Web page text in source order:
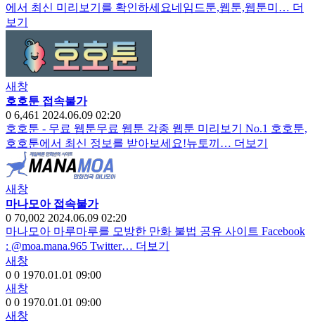
에서 최신 미리보기를 확인하세요네임드툰,웹툰,웹툰미… 더
보기
새창
호호툰 접속불가
0 6,461 2024.06.09 02:20
호호툰 - 무료 웹툰무료 웹툰 각종 웹툰 미리보기 No.1 호호툰,
호호툰에서 최신 정보를 받아보세요!뉴토끼… 더보기
새창
마나모아 접속불가
0 70,002 2024.06.09 02:20
마나모아 마루마루를 모방한 만화 불법 공유 사이트 Facebook
: @moa.mana.965 Twitter… 더보기
새창
0 0 1970.01.01 09:00
새창
0 0 1970.01.01 09:00
새창